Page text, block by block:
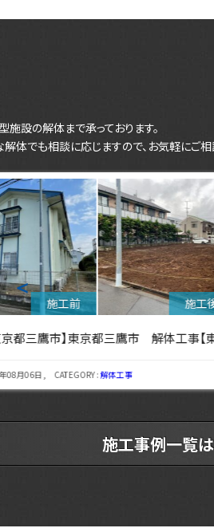
設の解体まで承っております。
体でも相談に応じますので、お気軽にご相
＜
【東京都立川市】東京都立川市 解体工事 【東京・埼玉・
UP : 2026年08月03日 , CATEGORY :
施工事例一覧